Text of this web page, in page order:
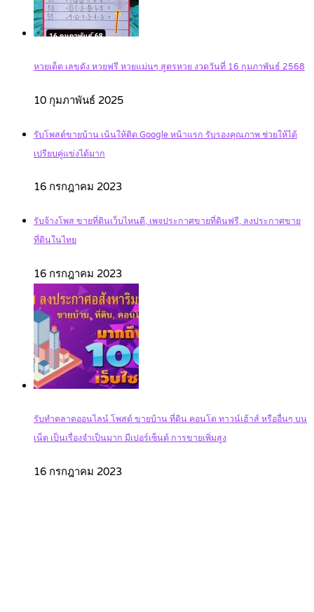
หวยเด็ด เลขดัง หวยฟรี หวยแม่นๆ สูตรหวย งวดวันที่ 16 กุมภาพันธ์ 2568
10 กุมภาพันธ์ 2025
รับโพสต์ขายบ้าน เน้นให้ติด Google หน้าแรก รับรองคุณภาพ ช่วยให้ได้
เปรียบคู่แข่งได้มาก
16 กรกฎาคม 2023
รับจ้างโพส ขายที่ดินเว็บไหนดี, เพจประกาศขายที่ดินฟรี, ลงประกาศขาย
ที่ดินในไทย
16 กรกฎาคม 2023
รับทำตลาดออนไลน์ โพสต์ ขายบ้าน ที่ดิน คอนโด ทาวน์เฮ้าส์ หรืออื่นๆ บน
เน็ต เป็นเรื่องจำเป็นมาก มีเปอร์เซ็นต์ การขายเพิ่มสูง
16 กรกฎาคม 2023